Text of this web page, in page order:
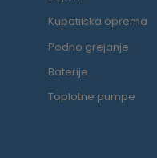
Kupatilska oprema
Podno grejanje
Baterije
Toplotne pumpe